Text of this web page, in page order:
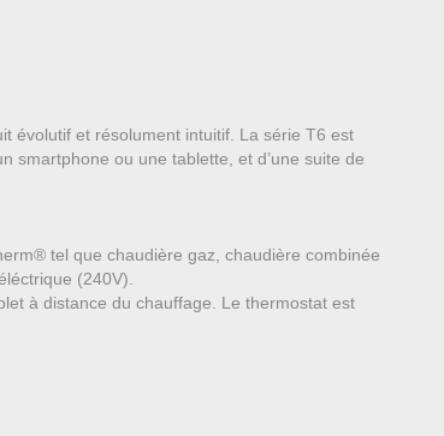
évolutif et résolument intuitif. La série T6 est
smartphone ou une tablette, et d’une suite de
tel que chaudière gaz, chaudière combinée
(240V).
à distance du chauffage. Le thermostat est